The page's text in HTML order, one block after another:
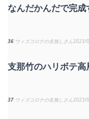
なんだかんだで完成
36 ウィズコロナの名無しさん2023/
支那竹のハリボテ
37 ウィズコロナの名無しさん2023/